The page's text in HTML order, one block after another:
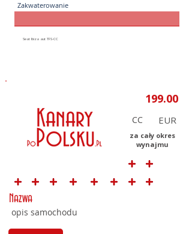
Zakwaterowanie
CC
za cały okres
wynajmu
Nazwa
opis samochodu